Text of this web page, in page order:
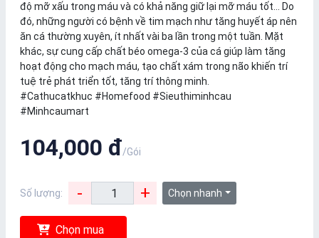
độ mỡ xấu trong máu và có khả năng giữ lại mỡ máu tốt… Do
đó, những người có bệnh về tim mạch như tăng huyết áp nên
ăn cá thường xuyên, ít nhất vài ba lần trong một tuần. Mặt
khác, sự cung cấp chất béo omega-3 của cá giúp làm tăng
hoạt động cho mạch máu, tạo chất xám trong não khiến trí
tuệ trẻ phát triển tốt, tăng trí thông minh.
#Cathucatkhuc #Homefood #Sieuthiminhcau
#Minhcaumart
104,000 đ/Gói
Số lượng: - + Chọn nhanh
Chọn mua